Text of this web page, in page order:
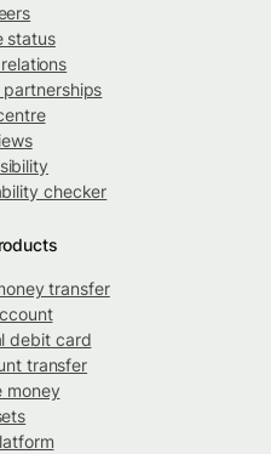
status
checker
transfer
debit card
transfer
money